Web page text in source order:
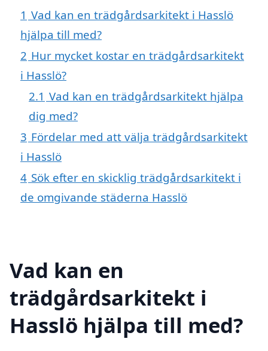
1 Vad kan en trädgårdsarkitekt i Hasslö
hjälpa till med?
2 Hur mycket kostar en trädgårdsarkitekt
i Hasslö?
2.1 Vad kan en trädgårdsarkitekt hjälpa
dig med?
3 Fördelar med att välja trädgårdsarkitekt
i Hasslö
4 Sök efter en skicklig trädgårdsarkitekt i
de omgivande städerna Hasslö
Vad kan en
trädgårdsarkitekt i
Hasslö hjälpa till med?